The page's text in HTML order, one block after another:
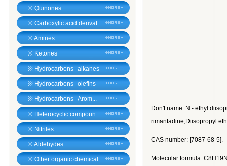
※ Quinones
※ Carboxylic acid derivat...
※Amines
※ Ketones
※ Hydrocarbons--alkanes
※ Hydrocarbons--olefins
※ Hydrocarbons--Arom...
※ Heterocyclic compoun...
※ Nitriles
※Aldehydes
※ Other organic chemical...
Don't name: N - ethyl
rimantadine;Diisopropyl
CAS number: [7087-68-5].
Molecular formula: